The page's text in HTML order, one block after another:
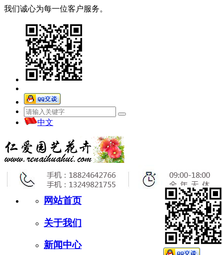
我们诚心为每一位客户服务。
中文
网站首页
关于我们
新闻中心